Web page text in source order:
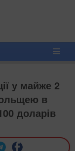
у майже 2
в
доларів